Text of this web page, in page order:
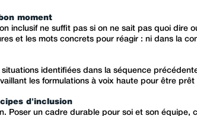
moment
inclusif ne suffit pas si on ne sait pas quoi dire
et les mots concrets pour réagir : ni dans la
situations identifiées dans la séquence
les formulations à voix haute pour être
d'inclusion
Poser un cadre durable pour soi et son équipe,